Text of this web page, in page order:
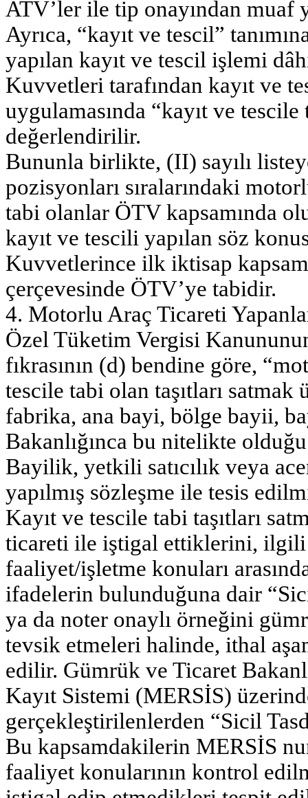
ATV’ler ile tip onayından muaf
Ayrıca, “kayıt ve tescil”
yapılan kayıt ve tescil işlemi
Kuvvetleri tarafından kayıt ve
uygulamasında “kayıt ve
değerlendirilir.
Bununla birlikte, (II) sayılı
pozisyonları sıralarındaki
tabi olanlar ÖTV kapsamında
kayıt ve tescili yapılan söz
Kuvvetlerince ilk iktisap
çerçevesinde ÖTV’ye tabidir.
4. Motorlu Araç Ticareti
Özel Tüketim Vergisi
fıkrasının (d) bendine göre,
tescile tabi olan taşıtları
fabrika, ana bayi, bölge bayii,
Bakanlığınca bu nitelikte
Bayilik, yetkili satıcılık veya
yapılmış sözleşme ile tesis
Kayıt ve tescile tabi taşıtları
ticareti ile iştigal ettiklerini, ilgili
faaliyet/işletme konuları
ifadelerin bulunduğuna dair
ya da noter onaylı örneğini
tevsik etmeleri halinde, ithal
edilir. Gümrük ve Ticaret
Kayıt Sistemi (MERSİS)
gerçekleştirilenlerden “Sicil
Bu kapsamdakilerin MERSİS
faaliyet konularının kontrol